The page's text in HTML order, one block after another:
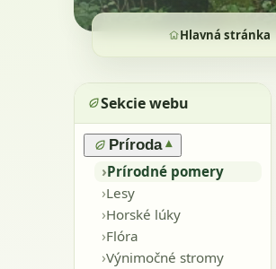
Hlavná stránka
Sekcie webu
Príroda ▾
›Prírodné pomery
›Lesy
›Horské lúky
›Flóra
›Výnimočné stromy